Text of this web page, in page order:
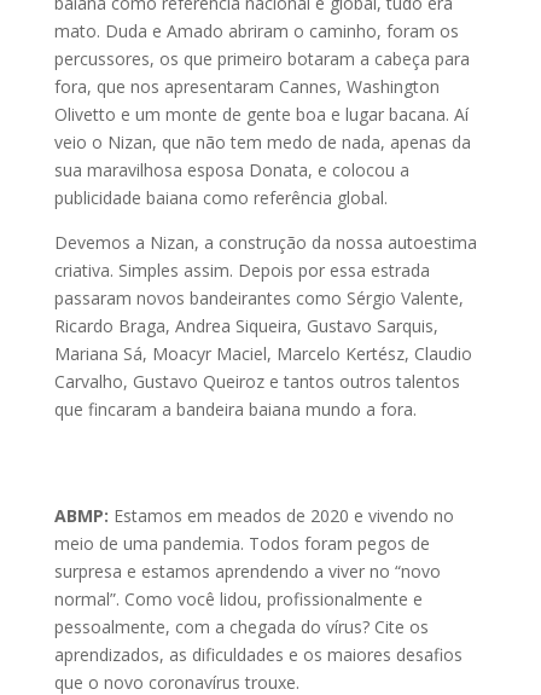
mato. Duda e Amado abriram o caminho, foram os
percussores, os que primeiro botaram a cabeça para
fora, que nos apresentaram Cannes, Washington
Olivetto e um monte de gente boa e lugar bacana. Aí
veio o Nizan, que não tem medo de nada, apenas da
sua maravilhosa esposa Donata, e colocou a
publicidade baiana como referência global.
Devemos a Nizan, a construção da nossa autoestima
criativa. Simples assim. Depois por essa estrada
passaram novos bandeirantes como Sérgio Valente,
Ricardo Braga, Andrea Siqueira, Gustavo Sarquis,
Mariana Sá, Moacyr Maciel, Marcelo Kertész, Claudio
Carvalho, Gustavo Queiroz e tantos outros talentos
que fincaram a bandeira baiana mundo a fora.
ABMP: Estamos em meados de 2020 e vivendo no
meio de uma pandemia. Todos foram pegos de
surpresa e estamos aprendendo a viver no “novo
normal”. Como você lidou, profissionalmente e
pessoalmente, com a chegada do vírus? Cite os
aprendizados, as dificuldades e os maiores desafios
que o novo coronavírus trouxe.